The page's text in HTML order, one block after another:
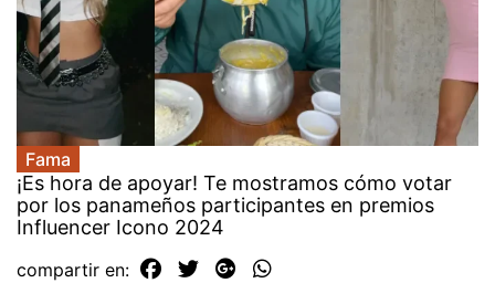
Fama
¡Es hora de apoyar! Te mostramos cómo votar
por los panameños participantes en premios
Influencer Icono 2024
compartir en: